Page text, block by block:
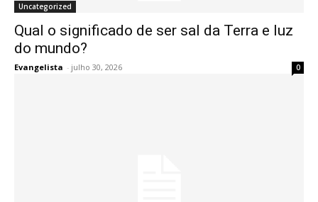
Uncategorized
Qual o significado de ser sal da Terra e luz
do mundo?
Evangelista - julho 30, 2026 0